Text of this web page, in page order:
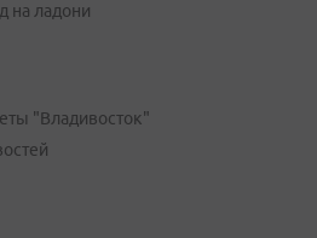
на ладони
"Владивосток"